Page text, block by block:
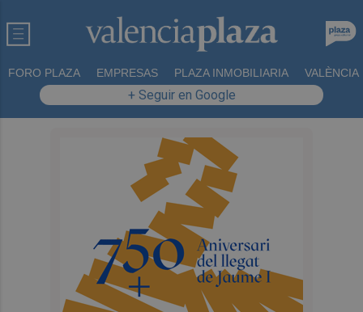
FORO PLAZA EMPRESAS PLAZA INMOBILIARIA VALÈNCIA
+ Seguir en Google